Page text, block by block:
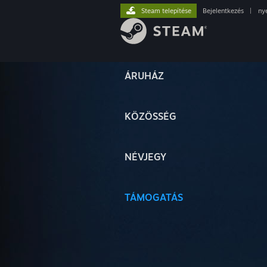
ÁRUHÁZ
KÖZÖSSÉG
NÉVJEGY
TÁMOGATÁS
Steam telepítése Bejelentkezés